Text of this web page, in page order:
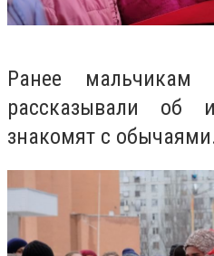
Ранее
рассказывали об
знакомят с